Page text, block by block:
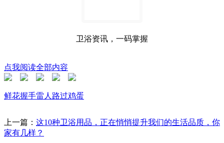
卫浴资讯，一码掌握
点我阅读全部内容
鲜花握手雷人 路过鸡蛋
上一篇： 这10种卫浴用品，正在悄悄提升我们的生活品质，你
家有几样？